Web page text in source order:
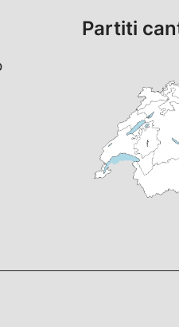
Partiti